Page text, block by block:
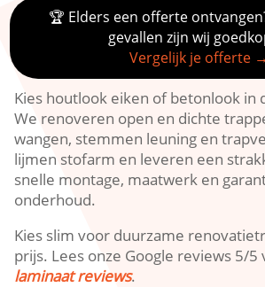
🏆 Elders een offerte
gevallen zijn wij
Vergelijk je offerte →
Kies houtlook eiken of betonlook in
We renoveren open en dichte
wangen, stemmen leuning en
lijmen stofarm en leveren een
snelle montage, maatwerk en
onderhoud.​
Kies slim voor duurzame
prijs.​ Lees onze Google reviews 5/5
laminaat reviews.​